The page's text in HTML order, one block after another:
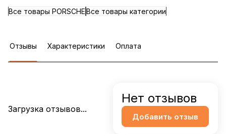
Все товары PORSCHEВсе товары категории
Отзывы Характеристики Оплата
Загрузка отзывов...
Нет отзывов
Добавить отзыв